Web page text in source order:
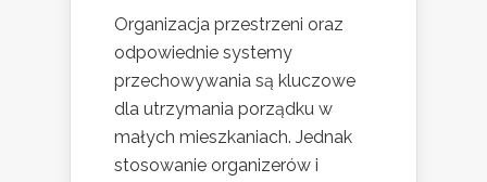
Organizacja przestrzeni oraz
odpowiednie systemy
przechowywania są kluczowe
dla utrzymania porządku w
małych mieszkaniach. Jednak
stosowanie organizerów i